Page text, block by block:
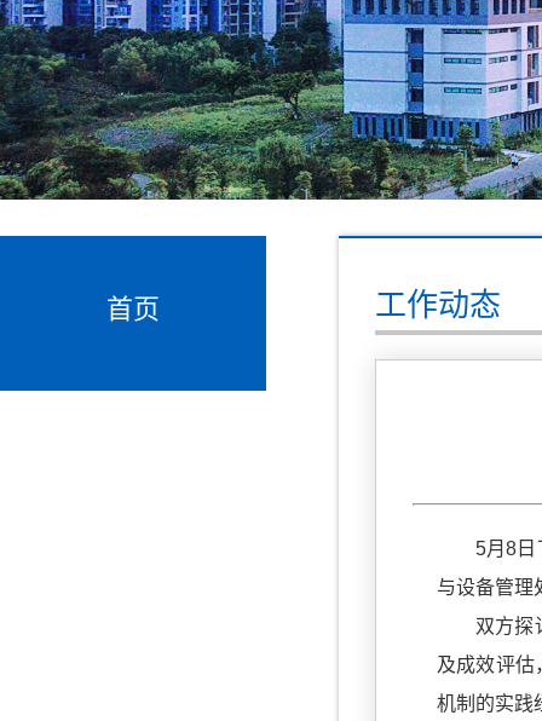
首页 工作动态
5月8日
与设备管理
双方探
及成效评估
机制的实践